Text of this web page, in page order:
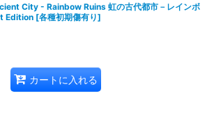
City - Rainbow Ruins 虹の古代都市－レインボ
Edition [各種初期傷有り]
カートに入れる